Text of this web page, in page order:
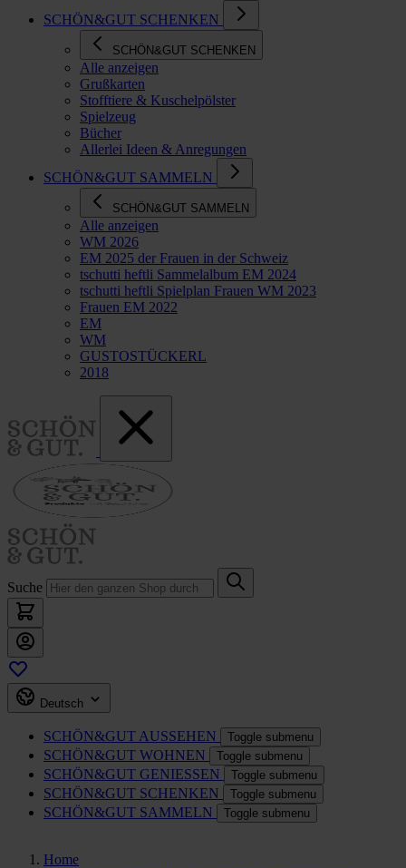
SCHÖN&GUT SCHENKEN
SCHÖN&GUT SCHENKEN
Alle anzeigen
Grußkarten
Stofftiere & Kuschelpölster
Spielzeug
Bücher
Allerlei Ideen & Anregungen
SCHÖN&GUT SAMMELN
SCHÖN&GUT SAMMELN
Alle anzeigen
WM 2026
EM 2025 der Frauen in der Schweiz
tschutti heftli Sammelalbum EM 2024
tschutti heftli Spielplan Frauen WM 2023
Frauen EM 2022
EM
WM
GUSTOSTÜCKERL
2018
Suche
Deutsch
SCHÖN&GUT AUSSEHEN Toggle submenu
SCHÖN&GUT WOHNEN Toggle submenu
SCHÖN&GUT GENIESSEN Toggle submenu
SCHÖN&GUT SCHENKEN Toggle submenu
SCHÖN&GUT SAMMELN Toggle submenu
Home